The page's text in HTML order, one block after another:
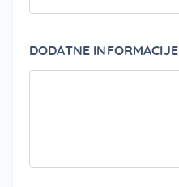
DODATNE INFORMACIJE